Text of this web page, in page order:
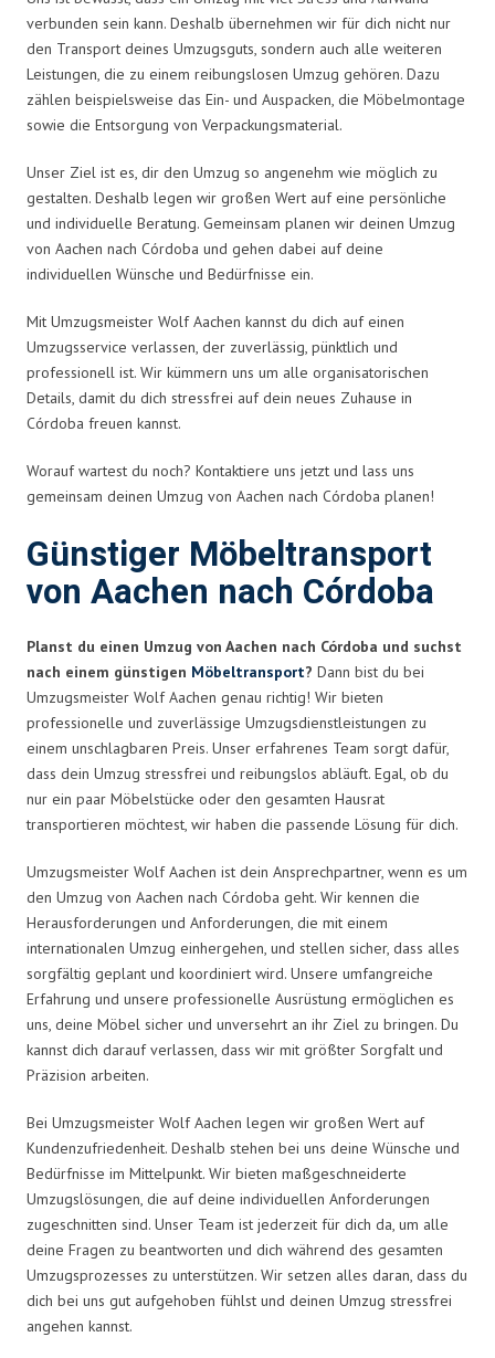
verbunden sein kann. Deshalb übernehmen wir für dich nicht nur
den Transport deines Umzugsguts, sondern auch alle weiteren
Leistungen, die zu einem reibungslosen Umzug gehören. Dazu
zählen beispielsweise das Ein- und Auspacken, die Möbelmontage
sowie die Entsorgung von Verpackungsmaterial.
Unser Ziel ist es, dir den Umzug so angenehm wie möglich zu
gestalten. Deshalb legen wir großen Wert auf eine persönliche
und individuelle Beratung. Gemeinsam planen wir deinen Umzug
von Aachen nach Córdoba und gehen dabei auf deine
individuellen Wünsche und Bedürfnisse ein.
Mit Umzugsmeister Wolf Aachen kannst du dich auf einen
Umzugsservice verlassen, der zuverlässig, pünktlich und
professionell ist. Wir kümmern uns um alle organisatorischen
Details, damit du dich stressfrei auf dein neues Zuhause in
Córdoba freuen kannst.
Worauf wartest du noch? Kontaktiere uns jetzt und lass uns
gemeinsam deinen Umzug von Aachen nach Córdoba planen!
Günstiger Möbeltransport
von Aachen nach Córdoba
Planst du einen Umzug von Aachen nach Córdoba und suchst
nach einem günstigen Möbeltransport? Dann bist du bei
Umzugsmeister Wolf Aachen genau richtig! Wir bieten
professionelle und zuverlässige Umzugsdienstleistungen zu
einem unschlagbaren Preis. Unser erfahrenes Team sorgt dafür,
dass dein Umzug stressfrei und reibungslos abläuft. Egal, ob du
nur ein paar Möbelstücke oder den gesamten Hausrat
transportieren möchtest, wir haben die passende Lösung für dich.
Umzugsmeister Wolf Aachen ist dein Ansprechpartner, wenn es um
den Umzug von Aachen nach Córdoba geht. Wir kennen die
Herausforderungen und Anforderungen, die mit einem
internationalen Umzug einhergehen, und stellen sicher, dass alles
sorgfältig geplant und koordiniert wird. Unsere umfangreiche
Erfahrung und unsere professionelle Ausrüstung ermöglichen es
uns, deine Möbel sicher und unversehrt an ihr Ziel zu bringen. Du
kannst dich darauf verlassen, dass wir mit größter Sorgfalt und
Präzision arbeiten.
Bei Umzugsmeister Wolf Aachen legen wir großen Wert auf
Kundenzufriedenheit. Deshalb stehen bei uns deine Wünsche und
Bedürfnisse im Mittelpunkt. Wir bieten maßgeschneiderte
Umzugslösungen, die auf deine individuellen Anforderungen
zugeschnitten sind. Unser Team ist jederzeit für dich da, um alle
deine Fragen zu beantworten und dich während des gesamten
Umzugsprozesses zu unterstützen. Wir setzen alles daran, dass du
dich bei uns gut aufgehoben fühlst und deinen Umzug stressfrei
angehen kannst.